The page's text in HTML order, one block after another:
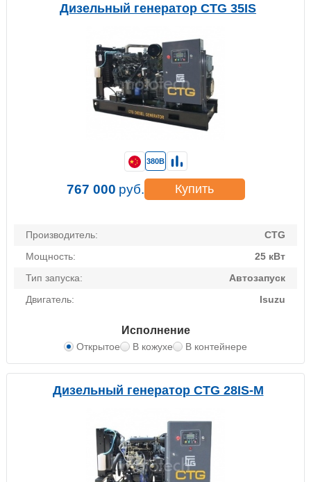
Дизельный генератор CTG 35IS
Производитель:
CTG
Мощность:
25 кВт
Тип запуска:
Автозапуск
Двигатель:
Isuzu
Исполнение
Открытое В кожухе В контейнере
380В
767 000 руб. Купить
Дизельный генератор CTG 28IS-M